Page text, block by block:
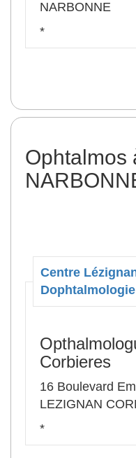
NARBONNE
*
Ophtalmos
Centre
Dophtalmologie
Corbieres
16 Boulevard
LEZIGNAN
*